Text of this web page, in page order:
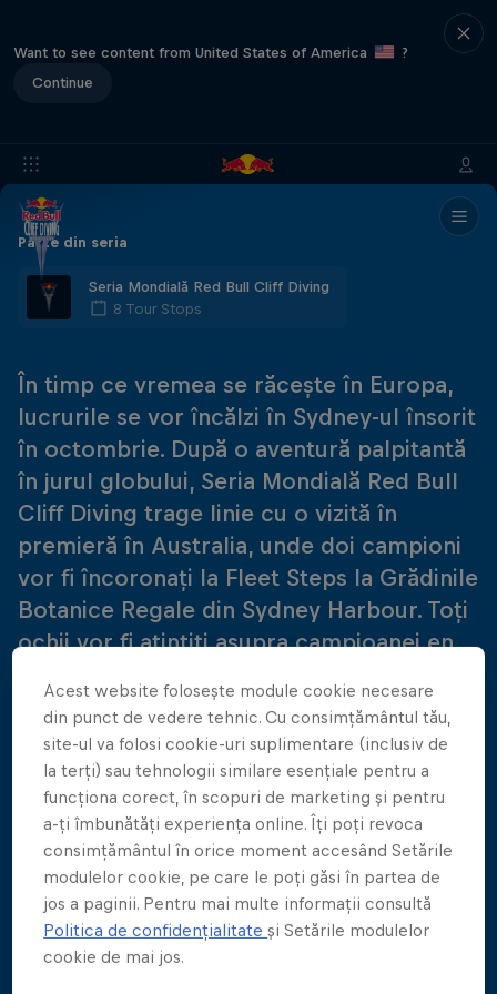
Want to see content from United States of America
?
Continue
Parte din seria
Seria Mondială Red Bull Cliff Diving
8 Tour Stops
În timp ce vremea se răcește în Europa,
lucrurile se vor încălzi în Sydney-ul însorit
în octombrie. După o aventură palpitantă
în jurul globului, Seria Mondială Red Bull
Cliff Diving trage linie cu o vizită în
premieră în Australia, unde doi campioni
vor fi încoronați la Fleet Steps la Grădinile
Botanice Regale din Sydney Harbour. Toți
ochii vor fi ațintiți asupra campioanei en
feminină, Rhiannan Iffland, care speră la o
revenire maiestuoasă în încheierea
sezonului, în timp ce lupta pentru titlul
masculin va fi, de asemenea, adjudecată
de pe platforma de 27 m special
construită în mijlocul portului.
Acest website folosește module cookie necesare
din punct de vedere tehnic. Cu consimțământul tău,
site-ul va folosi cookie-uri suplimentare (inclusiv de
la terți) sau tehnologii similare esențiale pentru a
funcționa corect, în scopuri de marketing și pentru
a-ți îmbunătăți experiența online. Îți poți revoca
consimțământul în orice moment accesând Setările
modulelor cookie, pe care le poți găsi în partea de
jos a paginii. Pentru mai multe informații consultă
Politica de confidențialitateși Setările modulelor
cookie de mai jos.